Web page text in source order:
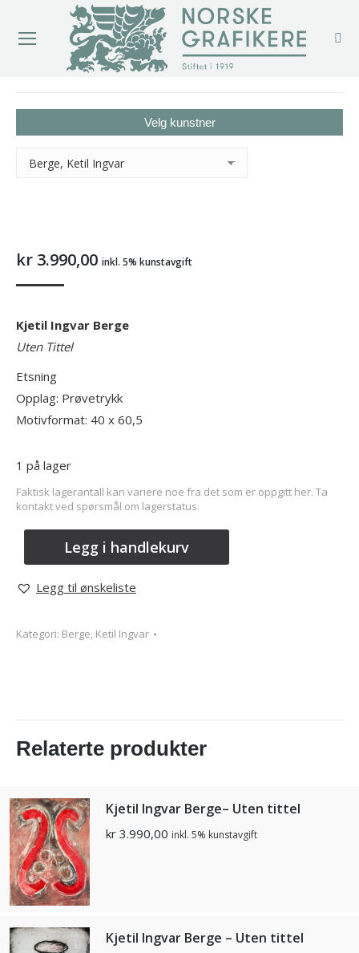
Velg kunstner
kr 3.990,00 inkl. 5% kunstavgift
Kjetil Ingvar Berge
Uten Tittel
Etsning
Opplag: Prøvetrykk
Motivformat: 40 x 60,5
1 på lager
Faktisk lagerantall kan variere noe fra det som er oppgitt her. Ta
kontakt ved spørsmål om lagerstatus.
Legg i handlekurv
Legg til ønskeliste
Kategori: Berge, Ketil Ingvar
Relaterte produkter
Kjetil Ingvar Berge– Uten tittel
kr 3.990,00 inkl. 5% kunstavgift
Kjetil Ingvar Berge – Uten tittel